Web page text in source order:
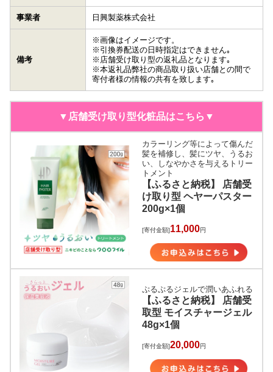
事業者 日興製薬株式会社
備考
※画像はイメージです。
※引換券配送の日時指定はできません｡
※店舗受け取り型の返礼品となります｡
※本返礼品弊社の商品取り扱い店舗との間で
寄付者様の情報の共有を致します｡
▼店舗受け取り型化粧品はこちら▼
カラーリング等によって傷んだ
髪を補修し、髪にツヤ、うるお
い、しなやかさを与えるトリー
トメント
【ふるさと納税】 店舗受
け取り型 ヘヤーパスター
200g×1個
[寄付金額]11,000円
ぷるぷるジェルで潤いあふれる
【ふるさと納税】 店舗受
取型 モイスチャージェル
48g×1個
[寄付金額]20,000円